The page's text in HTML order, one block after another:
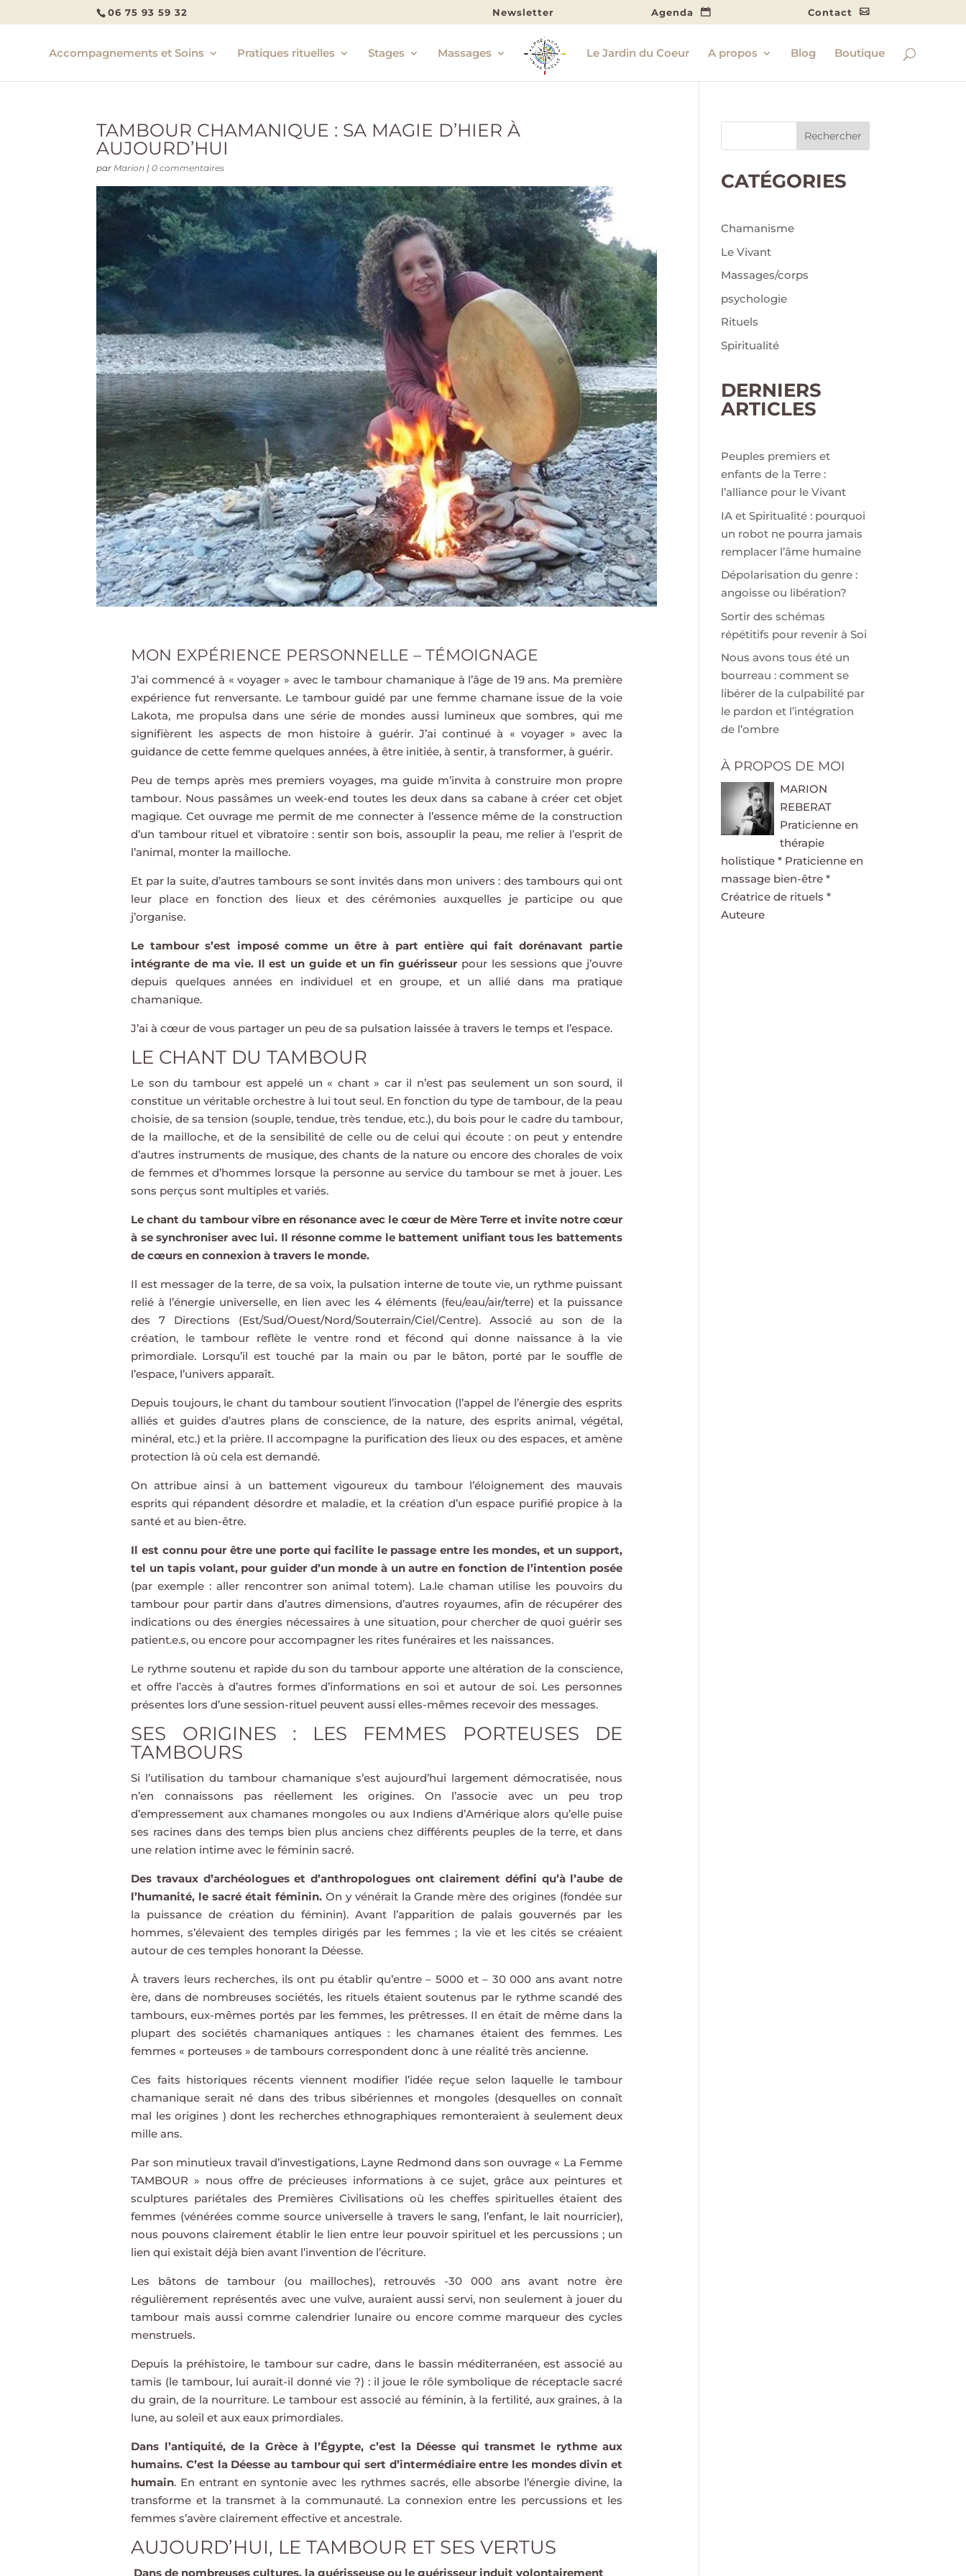
06 75 93 59 32 Newsletter Agenda Contact
Accompagnements et Soins Pratiques rituelles Stages Massages Le Jardin du Coeur A propos Blog Boutique
TAMBOUR CHAMANIQUE : SA MAGIE D’HIER À
AUJOURD’HUI
parMarion |0 commentaires
MON EXPÉRIENCE PERSONNELLE – TÉMOIGNAGE
J’ai commencé à « voyager » avec le tambour chamanique à l’âge de 19 ans. Ma première
expérience fut renversante. Le tambour guidé par une femme chamane issue de la voie
Lakota, me propulsa dans une série de mondes aussi lumineux que sombres, qui me
signifièrent les aspects de mon histoire à guérir. J’ai continué à « voyager » avec la
guidance de cette femme quelques années, à être initiée, à sentir, à transformer, à guérir.
Peu de temps après mes premiers voyages, ma guide m’invita à construire mon propre
tambour. Nous passâmes un week-end toutes les deux dans sa cabane à créer cet objet
magique. Cet ouvrage me permit de me connecter à l’essence même de la construction
d’un tambour rituel et vibratoire : sentir son bois, assouplir la peau, me relier à l’esprit de
l’animal, monter la mailloche.
Et par la suite, d’autres tambours se sont invités dans mon univers : des tambours qui ont
leur place en fonction des lieux et des cérémonies auxquelles je participe ou que
j’organise.
Le tambour s’est imposé comme un être à part entière qui fait dorénavant partie
intégrante de ma vie. Il est un guide et un fin guérisseur pour les sessions que j’ouvre
depuis quelques années en individuel et en groupe, et un allié dans ma pratique
chamanique.
J’ai à cœur de vous partager un peu de sa pulsation laissée à travers le temps et l’espace.
LE CHANT DU TAMBOUR
Le son du tambour est appelé un « chant » car il n’est pas seulement un son sourd, il
constitue un véritable orchestre à lui tout seul. En fonction du type de tambour, de la peau
choisie, de sa tension (souple, tendue, très tendue, etc.), du bois pour le cadre du tambour,
de la mailloche, et de la sensibilité de celle ou de celui qui écoute : on peut y entendre
d’autres instruments de musique, des chants de la nature ou encore des chorales de voix
de femmes et d’hommes lorsque la personne au service du tambour se met à jouer. Les
sons perçus sont multiples et variés.
Le chant du tambour vibre en résonance avec le cœur de Mère Terre et invite notre cœur
à se synchroniser avec lui. Il résonne comme le battement unifiant tous les battements
de cœurs en connexion à travers le monde.
Il est messager de la terre, de sa voix, la pulsation interne de toute vie, un rythme puissant
relié à l’énergie universelle, en lien avec les 4 éléments (feu/eau/air/terre) et la puissance
des 7 Directions (Est/Sud/Ouest/Nord/Souterrain/Ciel/Centre). Associé au son de la
création, le tambour reflète le ventre rond et fécond qui donne naissance à la vie
primordiale. Lorsqu’il est touché par la main ou par le bâton, porté par le souffle de
l’espace, l’univers apparaît.
Depuis toujours, le chant du tambour soutient l’invocation (l’appel de l’énergie des esprits
alliés et guides d’autres plans de conscience, de la nature, des esprits animal, végétal,
minéral, etc.) et la prière. Il accompagne la purification des lieux ou des espaces, et amène
protection là où cela est demandé.
On attribue ainsi à un battement vigoureux du tambour l’éloignement des mauvais
esprits qui répandent désordre et maladie, et la création d’un espace purifié propice à la
santé et au bien-être.
Il est connu pour être une porte qui facilite le passage entre les mondes, et un support,
tel un tapis volant, pour guider d’un monde à un autre en fonction de l’intention posée
(par exemple : aller rencontrer son animal totem). La.le chaman utilise les pouvoirs du
tambour pour partir dans d’autres dimensions, d’autres royaumes, afin de récupérer des
indications ou des énergies nécessaires à une situation, pour chercher de quoi guérir ses
patient.e.s, ou encore pour accompagner les rites funéraires et les naissances.
Le rythme soutenu et rapide du son du tambour apporte une altération de la conscience,
et offre l’accès à d’autres formes d’informations en soi et autour de soi. Les personnes
présentes lors d’une session-rituel peuvent aussi elles-mêmes recevoir des messages.
SES ORIGINES : LES FEMMES PORTEUSES DE
TAMBOURS
Si l’utilisation du tambour chamanique s’est aujourd’hui largement démocratisée, nous
n’en connaissons pas réellement les origines. On l’associe avec un peu trop
d’empressement aux chamanes mongoles ou aux Indiens d’Amérique alors qu’elle puise
ses racines dans des temps bien plus anciens chez différents peuples de la terre, et dans
une relation intime avec le féminin sacré.
Des travaux d’archéologues et d’anthropologues ont clairement défini qu’à l’aube de
l’humanité, le sacré était féminin.On y vénérait la Grande mère des origines (fondée sur
la puissance de création du féminin). Avant l’apparition de palais gouvernés par les
hommes, s’élevaient des temples dirigés par les femmes ; la vie et les cités se créaient
autour de ces temples honorant la Déesse.
À travers leurs recherches, ils ont pu établir qu’entre – 5000 et – 30 000 ans avant notre
ère, dans de nombreuses sociétés, les rituels étaient soutenus par le rythme scandé des
tambours, eux-mêmes portés par les femmes, les prêtresses. Il en était de même dans la
plupart des sociétés chamaniques antiques : les chamanes étaient des femmes. Les
femmes « porteuses » de tambours correspondent donc à une réalité très ancienne.
Ces faits historiques récents viennent modifier l’idée reçue selon laquelle le tambour
chamanique serait né dans des tribus sibériennes et mongoles (desquelles on connaît
mal les origines ) dont les recherches ethnographiques remonteraient à seulement deux
mille ans.
Par son minutieux travail d’investigations, Layne Redmond dans son ouvrage « La Femme
TAMBOUR » nous offre de précieuses informations à ce sujet, grâce aux peintures et
sculptures pariétales des Premières Civilisations où les cheffes spirituelles étaient des
femmes (vénérées comme source universelle à travers le sang, l’enfant, le lait nourricier),
nous pouvons clairement établir le lien entre leur pouvoir spirituel et les percussions ; un
lien qui existait déjà bien avant l’invention de l’écriture.
Les bâtons de tambour (ou mailloches), retrouvés -30 000 ans avant notre ère
régulièrement représentés avec une vulve, auraient aussi servi, non seulement à jouer du
tambour mais aussi comme calendrier lunaire ou encore comme marqueur des cycles
menstruels.
Depuis la préhistoire, le tambour sur cadre, dans le bassin méditerranéen, est associé au
tamis (le tambour, lui aurait-il donné vie ?) : il joue le rôle symbolique de réceptacle sacré
du grain, de la nourriture. Le tambour est associé au féminin, à la fertilité, aux graines, à la
lune, au soleil et aux eaux primordiales.
Dans l’antiquité, de la Grèce à l’Égypte, c’est la Déesse qui transmet le rythme aux
humains. C’est la Déesse au tambour qui sert d’intermédiaire entre les mondes divin et
humain. En entrant en syntonie avec les rythmes sacrés, elle absorbe l’énergie divine, la
transforme et la transmet à la communauté. La connexion entre les percussions et les
femmes s’avère clairement effective et ancestrale.
AUJOURD’HUI, LE TAMBOUR ET SES VERTUS
Dans de nombreuses cultures, la guérisseuse ou le guérisseur induit volontairement
Rechercher
CATÉGORIES
Chamanisme
Le Vivant
Massages/corps
psychologie
Rituels
Spiritualité
DERNIERS
ARTICLES
Peuples premiers et
enfants de la Terre :
l’alliance pour le Vivant
IA et Spiritualité : pourquoi
un robot ne pourra jamais
remplacer l’âme humaine
Dépolarisation du genre :
angoisse ou libération?
Sortir des schémas
répétitifs pour revenir à Soi
Nous avons tous été un
bourreau : comment se
libérer de la culpabilité par
le pardon et l’intégration
de l’ombre
À PROPOS DE MOI
MARION
REBERAT
Praticienne en
thérapie
holistique * Praticienne en
massage bien-être *
Créatrice de rituels *
Auteure